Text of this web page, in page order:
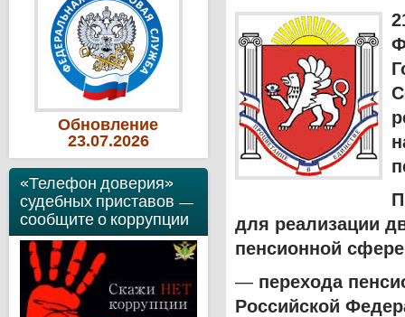
Обновление
23.07.2026
«Телефон доверия»
судебных приставов —
сообщите о коррупции
для реализации
пенсионной
— перехода
Российской